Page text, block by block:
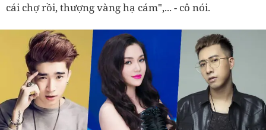
cái chợ rồi, thượng vàng hạ cám",... - cô nói.